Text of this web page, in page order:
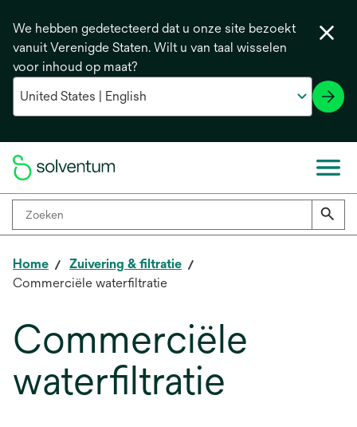
We hebben gedetecteerd dat u onze site bezoekt
vanuit Verenigde Staten. Wilt u van taal wisselen
voor inhoud op maat?
Home
Zuivering & filtratie
Commerciële waterfiltratie
Commerciële
waterfiltratie